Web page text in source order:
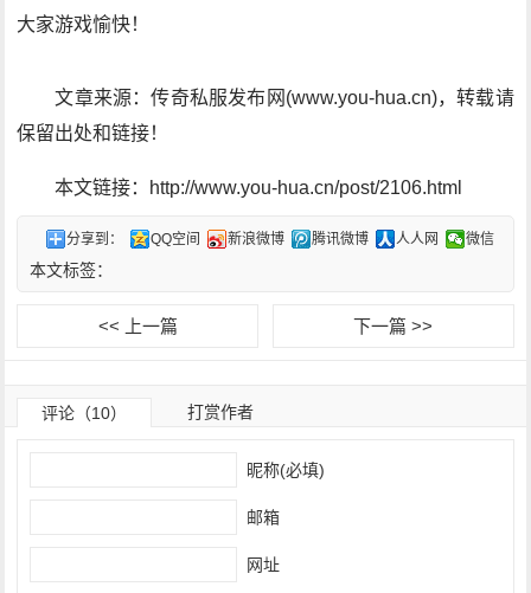
大家游戏愉快！
文章来源：传奇私服发布网(www.you-hua.cn)，转载请
保留出处和链接！
本文链接：http://www.you-hua.cn/post/2106.html
分享到： QQ空间 新浪微博 腾讯微博 人人网 微信
本文标签：
<< 上一篇 下一篇 >>
评论（10） 打赏作者
昵称(必填)
邮箱
网址